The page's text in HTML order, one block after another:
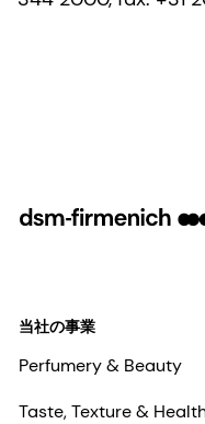
当社の事業
Perfumery & Beauty
Taste, Texture &